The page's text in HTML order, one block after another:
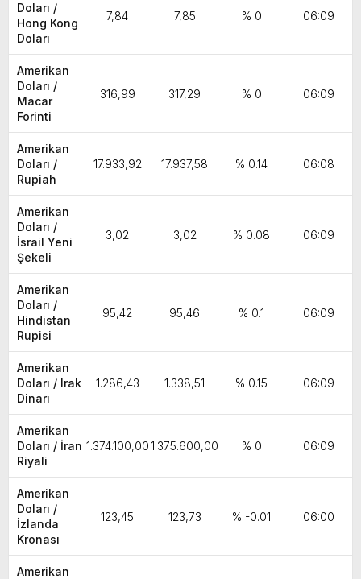
Doları /
Hong Kong
Doları
7,84 7,85 % 0 06:09
Amerikan
Doları /
Macar
Forinti
316,99 317,29 % 0 06:09
Amerikan
Doları /
Rupiah
17.933,92 17.937,58 % 0.14 06:08
Amerikan
Doları /
İsrail Yeni
Şekeli
3,02 3,02 % 0.08 06:09
Amerikan
Doları /
Hindistan
Rupisi
95,42 95,46 % 0.1 06:09
Amerikan
Doları / Irak
Dinarı
1.286,43 1.338,51 % 0.15 06:09
Amerikan
Doları / İran
Riyali
1.374.100,001.375.600,00 % 0 06:09
Amerikan
Doları /
İzlanda
Kronası
123,45 123,73 % -0.01 06:00
Amerikan